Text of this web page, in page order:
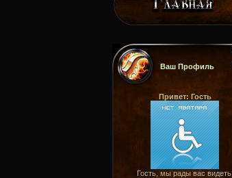
Ваш Профиль
Привет: Гость
Гость, мы рады вас видеть.